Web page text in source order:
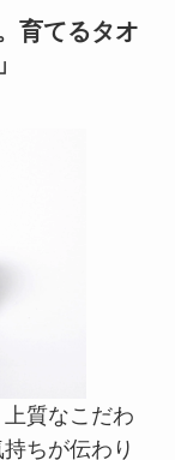
育てるタオ
質なこだわ
ちが伝わり